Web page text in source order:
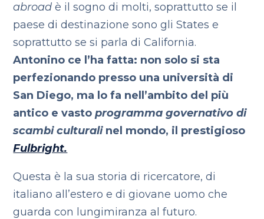
abroad è il sogno di molti, soprattutto se il
paese di destinazione sono gli States e
soprattutto se si parla di California.
Antonino ce l’ha fatta: non solo si sta
perfezionando presso una università di
San Diego, ma lo fa nell’ambito del più
antico e vastoprogramma governativo di
scambi culturalinel mondo, il prestigioso
Fulbright.
Questa è la sua storia di ricercatore, di
italiano all’estero e di giovane uomo che
guarda con lungimiranza al futuro.